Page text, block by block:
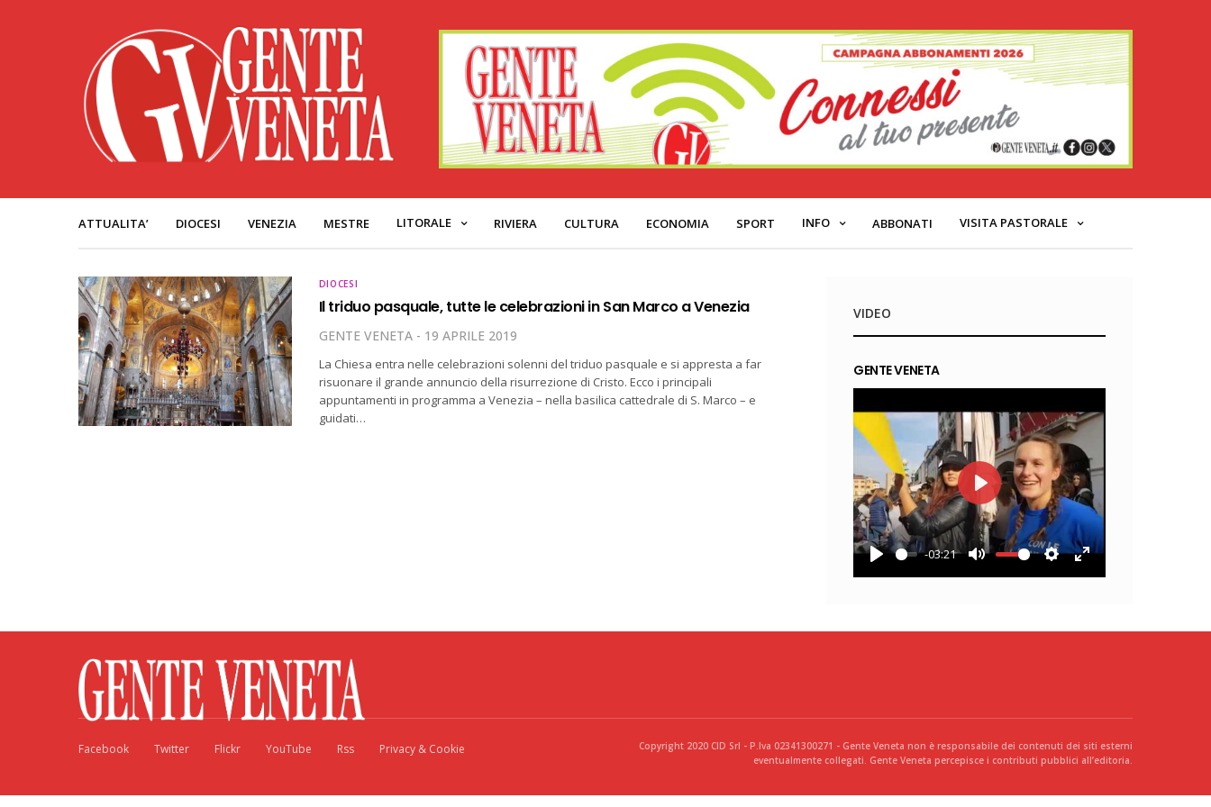
ATTUALITA’ DIOCESI VENEZIA MESTRE LITORALE RIVIERA CULTURA ECONOMIA SPORT INFO ABBONATI VISITA PASTORALE
DIOCESI
Il triduo pasquale, tutte le celebrazioni in San Marco a Venezia
GENTE VENETA 19 APRILE 2019
La Chiesa entra nelle celebrazioni solenni del triduo pasquale e si appresta a far
risuonare il grande annuncio della risurrezione di Cristo. Ecco i principali
appuntamenti in programma a Venezia – nella basilica cattedrale di S. Marco – e
guidati…
VIDEO
GENTE VENETA
-03:21
Play
Facebook Twitter Flickr YouTube Rss Privacy & Cookie
Copyright 2020 CID Srl - P.Iva 02341300271 - Gente Veneta non è responsabile dei contenuti dei siti esterni
eventualmente collegati. Gente Veneta percepisce i contributi pubblici all’editoria.